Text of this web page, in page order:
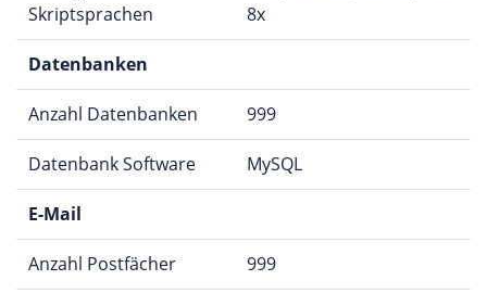
Skriptsprachen
8x
Datenbanken
Anzahl Datenbanken 999
Datenbank Software MySQL
E-Mail
Anzahl Postfächer 999